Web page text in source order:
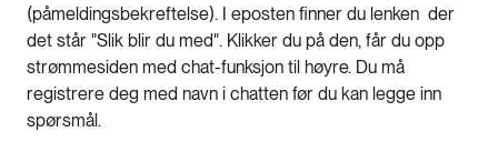
(påmeldingsbekreftelse). I eposten finner du lenken der
det står "Slik blir du med". Klikker du på den, får du opp
strømmesiden med chat-funksjon til høyre. Du må
registrere deg med navn i chatten før du kan legge inn
spørsmål.